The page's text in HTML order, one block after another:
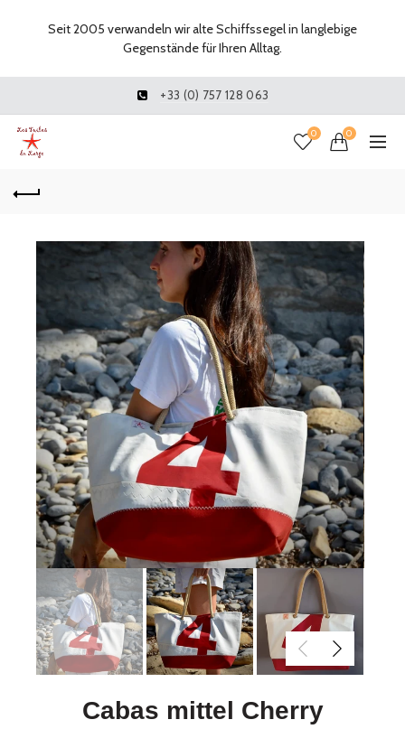
+33 (0) 757 128 063
0 0
Cabas mittel Cherry
Seit 2005 verwandeln wir alte Schiffssegel in langlebige
Gegenstände für Ihren Alltag.